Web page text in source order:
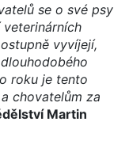
se o své psy
vyvíjejí,
roku je tento
chovatelům za
Martin